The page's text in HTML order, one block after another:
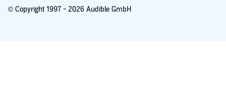
© Copyright 1997 - 2026 Audible GmbH